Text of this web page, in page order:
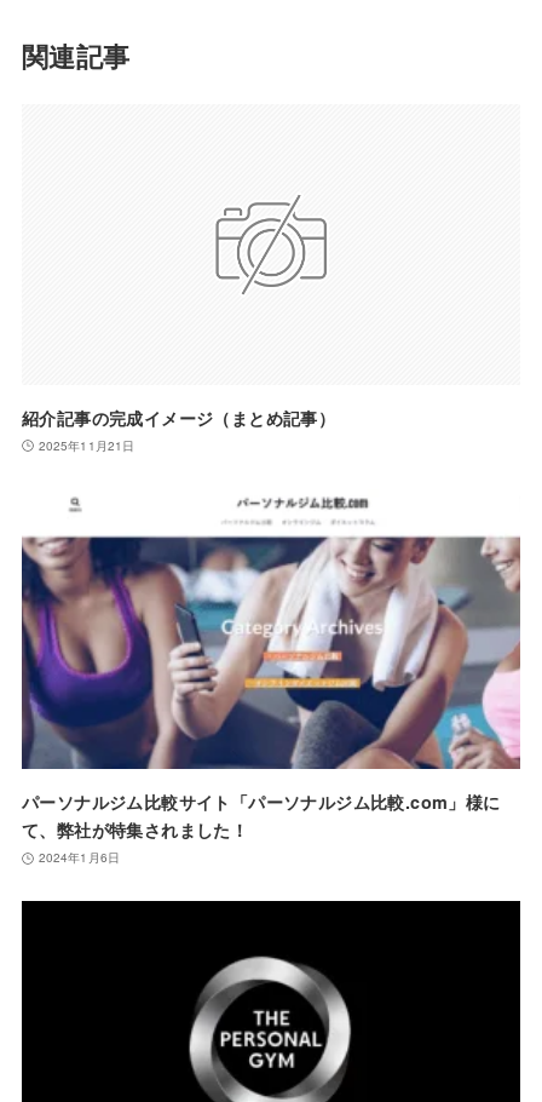
関連記事
紹介記事の完成イメージ（まとめ記事）
2025年11月21日
パーソナルジム比較サイト「パーソナルジム比較.com」様に
て、弊社が特集されました！
2024年1月6日